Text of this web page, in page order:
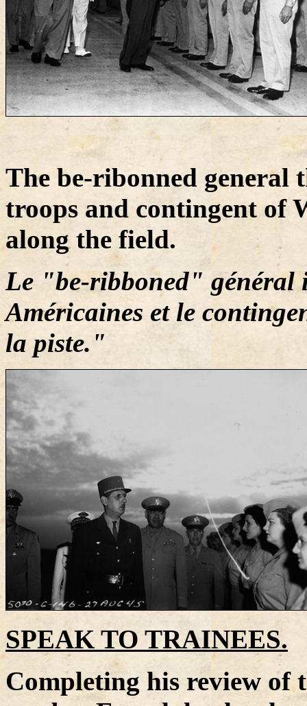
The be-ribonned general
troops and contingent of
along the field.
Le "be-ribboned" général
Américaines et le
la piste."
SPEAK TO TRAINEES.
Completing his review of